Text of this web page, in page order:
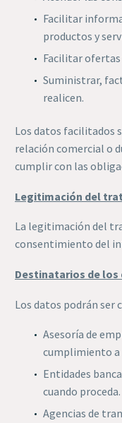
Facilitar
productos y
Facilitar ofertas
Suministrar,
realicen.
Los datos facilitados
relación comercial o
cumplir con las
Legitimación del
La legitimación del
consentimiento del
Destinatarios de los
Los datos podrán ser
Asesoría de
cumplimiento
Entidades
cuando proceda.
Agencias de